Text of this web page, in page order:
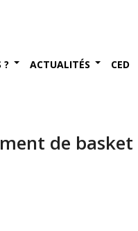
? ACTUALITÉS CED
de basket